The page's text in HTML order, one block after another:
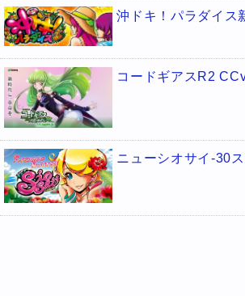
沖ドキ！パラダイス
コードギアスR2
ニューシオサイ-30